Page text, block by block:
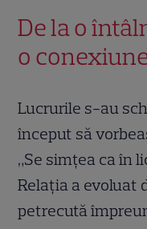
De la o
o
Lucrurile s-au
început să
„Se simțea ca în
Relația a evoluat
petrecută